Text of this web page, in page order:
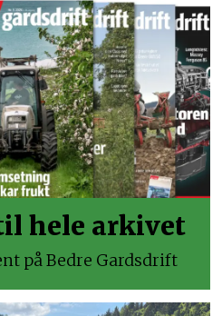
hele arkivet
på Bedre Gardsdrift